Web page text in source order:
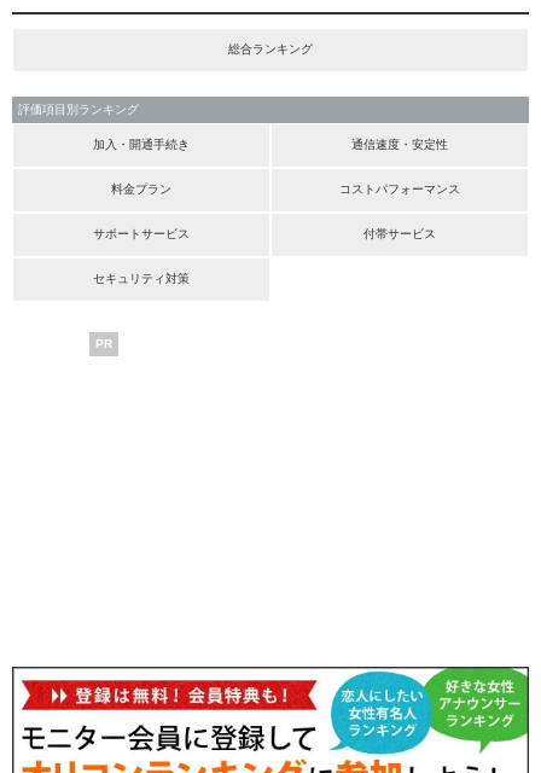
総合ランキング
評価項目別ランキング
加入・開通手続き 通信速度・安定性
料金プラン コストパフォーマンス
サポートサービス 付帯サービス
セキュリティ対策
PR